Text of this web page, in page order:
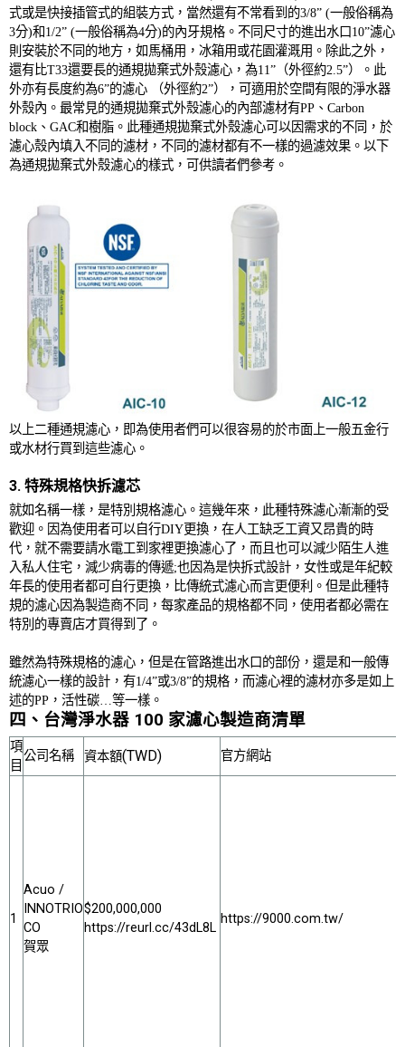
式或是快接插管式的組裝方式，當然還有不常看到的3/8” (一般俗稱為
3分)和1/2” (一般俗稱為4分)的內牙規格。不同尺寸的進出水口10”濾心
則安裝於不同的地方，如馬桶用，冰箱用或花園灌溉用。除此之外，
還有比T33還要長的通規拋棄式外殼濾心，為11” （外徑約2.5”）。此
外亦有長度約為6”的濾心 （外徑約2”），可適用於空間有限的淨水器
外殼內。最常見的通規拋棄式外殼濾心的內部濾材有PP 、 Carbon
block 、 GAC和樹脂。此種通規拋棄式外殼濾心可以因需求的不同，於
濾心殼內填入不同的濾材，不同的濾材都有不一樣的過濾效果。以下
為通規拋棄式外殼濾心的樣式，可供讀者們參考。
以上二種通規濾心，即為使用者們可以很容易的於市面上一般五金行
或水材行買到這些濾心。
3. 特殊規格快拆濾芯
就如名稱一樣，是特別規格濾心。這幾年來，此種特殊濾心漸漸的受
歡迎。因為使用者可以自行DIY更換，在人工缺乏工資又昂貴的時
代，就不需要請水電工到家裡更換濾心了，而且也可以減少陌生人進
入私人住宅，減少病毒的傳遞;也因為是快拆式設計，女性或是年紀較
年長的使用者都可自行更換，比傳統式濾心而言更便利。但是此種特
規的濾心因為製造商不同，每家產品的規格都不同，使用者都必需在
特別的專賣店才買得到了。
雖然為特殊規格的濾心，但是在管路進出水口的部份，還是和一般傳
統濾心一樣的設計，有1/4”或3/8”的規格，而濾心裡的濾材亦多是如上
述的PP ，活性碳 等一樣。
四、台灣淨水器 100 家濾心製造商清單
項
目
公司名稱 資本額(TWD) 官方網站
1
Acuo /
INNOTRIO
CO
賀眾
$200,000,000
https://reurl.cc/43dL8L
https://9000.com.tw/